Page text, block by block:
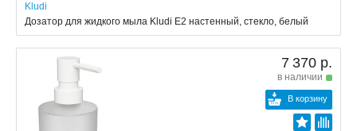
Kludi
Дозатор для жидкого мыла Kludi E2 настенный, стекло, белый
7 370 р.
в наличии
В корзину